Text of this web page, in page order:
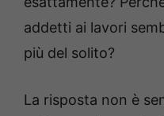
addetti ai lavori
più del solito?
La risposta non è